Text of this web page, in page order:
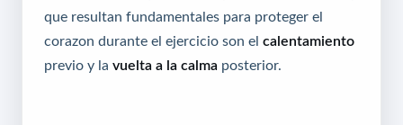
que resultan fundamentales para proteger el
corazon durante el ejercicio son el calentamiento
previo y la vuelta a la calma posterior.